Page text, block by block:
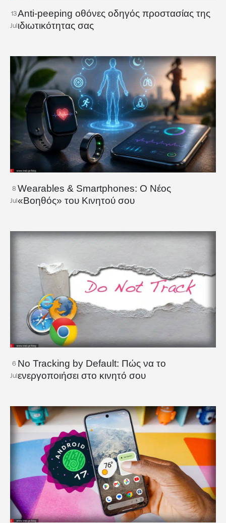
13
Jul
Anti-peeping οθόνες οδηγός προστασίας της
ιδιωτικότητας σας
8
Jul
Wearables & Smartphones: Ο Νέος
«Βοηθός» του Κινητού σου
6
Jul
No Tracking by Default: Πώς να το
ενεργοποιήσει στο κινητό σου